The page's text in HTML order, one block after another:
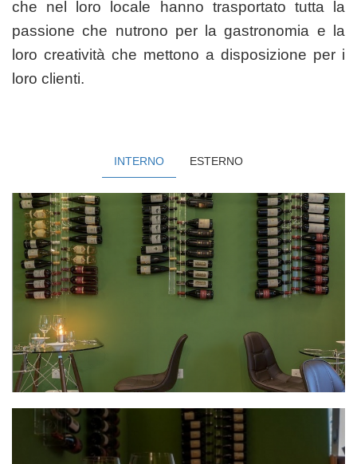
che nel loro locale hanno trasportato tutta la
passione che nutrono per la gastronomia e la
loro creatività che mettono a disposizione per i
loro clienti.
INTERNO ESTERNO